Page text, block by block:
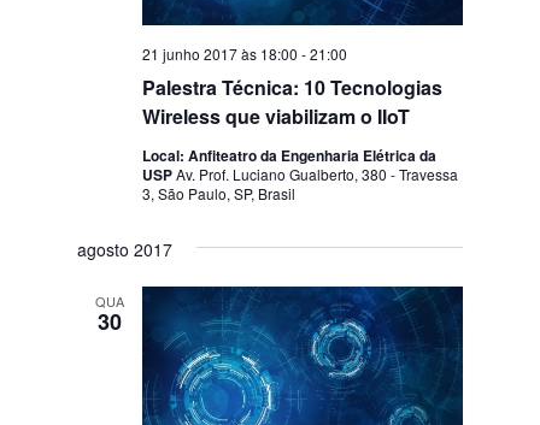
Palestra Técnica: 10 Tecnologias
Wireless que viabilizam o IIoT
21 junho 2017 às 18:00 -21:00
Local: Anfiteatro da Engenharia Elétrica da
USPAv. Prof. Luciano Gualberto, 380 - Travessa
3, São Paulo, SP, Brasil
agosto 2017
QUA
30